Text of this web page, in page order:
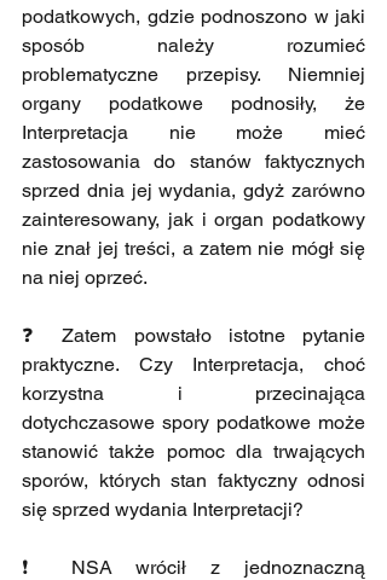
podatkowych, gdzie podnoszono w jaki
sposób należy rozumieć
problematyczne przepisy. Niemniej
organy podatkowe podnosiły, że
Interpretacja nie może mieć
zastosowania do stanów faktycznych
sprzed dnia jej wydania, gdyż zarówno
zainteresowany, jak i organ podatkowy
nie znał jej treści, a zatem nie mógł się
na niej oprzeć.
❓ Zatem powstało istotne pytanie
praktyczne. Czy Interpretacja, choć
korzystna i przecinająca
dotychczasowe spory podatkowe może
stanowić także pomoc dla trwających
sporów, których stan faktyczny odnosi
się sprzed wydania Interpretacji?
❗ NSA wrócił z jednoznaczną